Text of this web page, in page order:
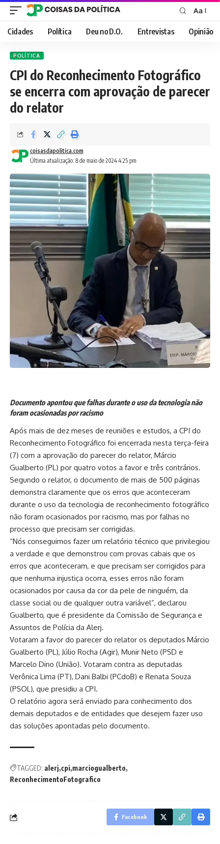
Font
Resizer
Aa
Cidades Política Deu no D.O. Entrevistas Opinião
POLÍTICA
CPI do Reconhecimento Fotográfico
se encerra com aprovação de parecer
do relator
Última atualização: 8 de maio de 2024 4:25 pm
coisasdapolitica.com
Documento apontou que falhas durante o uso da tecnologia não
foram ocasionadas por racismo
Após mais de dez meses de reuniões e estudos, a CPI do
Reconhecimento Fotográfico foi encerrada nesta terça-feira
(7) com a aprovação do parecer do relator, Márcio
Gualberto (PL) por quatro votos a favor e três contrários.
Segundo o relator, o documento de mais de 500 páginas
demonstra claramente que os erros que aconteceram
durante o uso da tecnologia de reconhecimento fotográfico
não foram ocasionados por racismo, mas por falhas no
processo que precisam ser corrigidas.
“Nós conseguimos fazer um relatório técnico que privilegiou
a verdade e que demonstrou com provas cabais que os
erros que aconteceram, e que precisam ser corrigidos para
que nenhuma injustiça ocorra, esses erros não foram
ocasionados por causa da cor da pele de ninguém, da
classe social ou de qualquer outra variável”, declarou
Gualberto, que é presidente da Comissão de Segurança e
Assuntos de Polícia da Alerj.
Votaram a favor do parecer do relator os deputados Márcio
Gualberto (PL), Júlio Rocha (Agir), Munir Neto (PSD e
Marcelo Dino (União). Votaram contra as deputadas
Verônica Lima (PT), Dani Balbi (PCdoB) e Renata Souza
(PSOL), que presidiu a CPI.
O relatório agora será enviado para conhecimento dos
demais deputados e de entidades que desejem fazer uso
das soluções apontadas pelo documento.
TAGGED: alerj cpi marciogualberto
ReconhecimentoFotografico
Facebook